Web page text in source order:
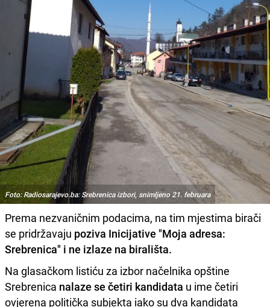
Foto: Radiosarajevo.ba: Srebrenica izbori, snimljeno 21. februara
Prema nezvaničnim podacima, na tim mjestima birači
se pridržavaju poziva Inicijative "Moja adresa:
Srebrenica" i ne izlaze na birališta.
Na glasačkom listiću za izbor načelnika opštine
Srebrenica nalaze se četiri kandidata u ime četiri
ovjerena politička subjekta iako su dva kandidata